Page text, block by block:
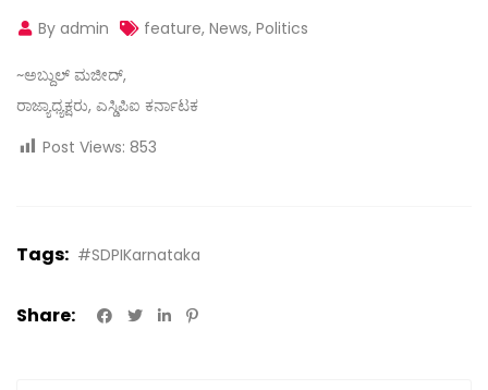
By admin feature, News, Politics
~ಅಬ್ದುಲ್ ಮಜೀದ್,
ರಾಜ್ಯಾಧ್ಯಕ್ಷರು, ಎಸ್ಡಿಪಿಐ ಕರ್ನಾಟಕ
Post Views: 853
Tags: #SDPIKarnataka
Share: